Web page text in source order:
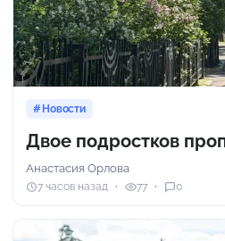
Новости
Двое подростков
Анастасия Орлова
7 часов назад 77 0